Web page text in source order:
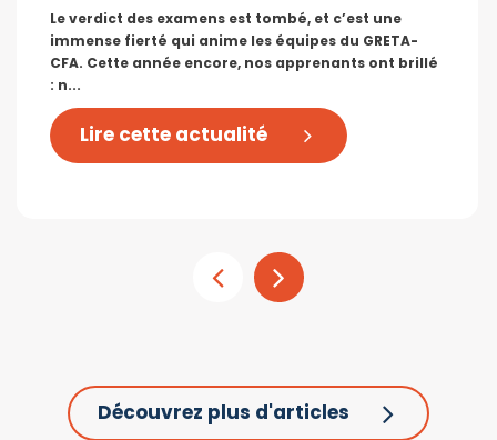
Le verdict des examens est tombé, et c’est une
immense fierté qui anime les équipes du GRETA-
CFA. Cette année encore, nos apprenants ont brillé
: n...
Lire cette actualité
Découvrez plus d'articles